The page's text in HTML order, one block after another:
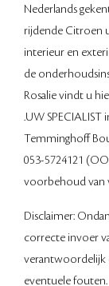
Nederlands
rijdende Citroen
interieur en
de
Rosalie vindt u
.UW
Temminghoff
053-5724121
voorbehoud van
Disclaimer:
correcte invoer
verantwoordelijk
eventuele fouten.